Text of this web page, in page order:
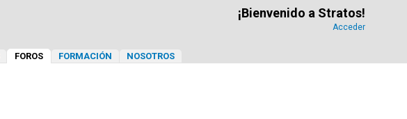
¡Bienvenido a Stratos!
Acceder
FOROS FORMACIÓN NOSOTROS